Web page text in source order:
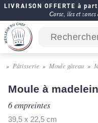
LIVRAISON OFFERTE à
Corse, îles et
Pâtisserie Moule gâteau
Moule à
6 empreintes
39,5 x 22,5 cm